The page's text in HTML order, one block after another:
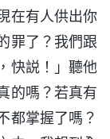
在有人供出你
罪了？我們跟
快説！」聽他
的嗎？若真有
都掌握了嗎？